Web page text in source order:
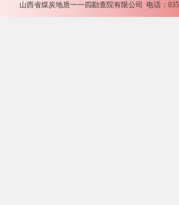
山西省煤炭地质一一四勘查院有限公司 电话：